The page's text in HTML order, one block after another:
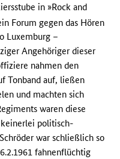
in »Rock and
Forum gegen das Hören
Luxemburg –
Angehöriger dieser
nahmen den
Tonband auf, ließen
und machten sich
waren diese
politisch-
Schröder war schließlich so
fahnenflüchtig